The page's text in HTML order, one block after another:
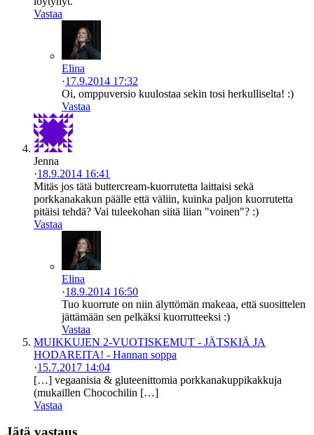
Vastaa
Elina
·17.9.2014 17:32
Oi, omppuversio kuulostaa sekin tosi herkulliselta! :)
Vastaa
Jenna
·18.9.2014 16:41
Mitäs jos tätä buttercream-kuorrutetta laittaisi sekä
porkkanakakun päälle että väliin, kuinka paljon kuorrutetta
pitäisi tehdä? Vai tuleekohan siitä liian "voinen"? :)
Vastaa
Elina
·18.9.2014 16:50
Tuo kuorrute on niin älyttömän makeaa, että suosittelen
jättämään sen pelkäksi kuorrutteeksi :)
Vastaa
MUIKKUJEN 2-VUOTISKEMUT - JÄTSKIÄ JA
HODAREITA! - Hannan soppa
·15.7.2017 14:04
[…] vegaanisia & gluteenittomia porkkanakuppikakkuja
(mukaillen Chocochilin […]
Vastaa